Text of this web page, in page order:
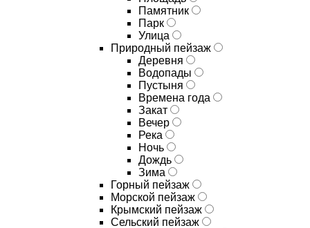
Памятник
Парк
Улица
Природный пейзаж
Деревня
Водопады
Пустыня
Времена года
Закат
Вечер
Река
Ночь
Дождь
Зима
Горный пейзаж
Морской пейзаж
Крымский пейзаж
Сельский пейзаж